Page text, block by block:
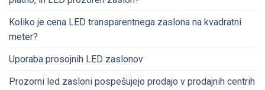
Koliko je cena LED transparentnega zaslona na kvadratni
meter?
Uporaba prosojnih LED zaslonov
Prozorni led zasloni pospešujejo prodajo v prodajnih centrih